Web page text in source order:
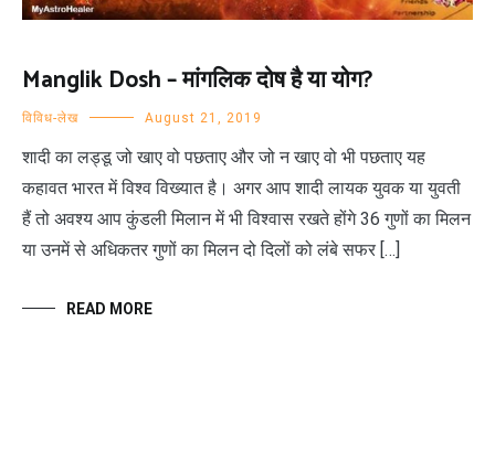
Manglik Dosh – मांगलिक दोष है या योग?
विविध-लेख August 21, 2019
शादी का लड्डू जो खाए वो पछताए और जो न खाए वो भी पछताए यह
कहावत भारत में विश्व विख्यात है। अगर आप शादी लायक युवक या युवती
हैं तो अवश्य आप कुंडली मिलान में भी विश्वास रखते होंगे 36 गुणों का मिलन
या उनमें से अधिकतर गुणों का मिलन दो दिलों को लंबे सफर […]
READ MORE